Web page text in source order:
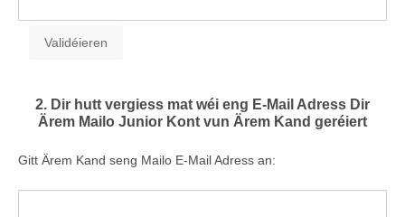
2. Dir hutt vergiess mat wéi eng E-Mail Adress Dir
Ärem Mailo Junior Kont vun Ärem Kand geréiert
Gitt Ärem Kand seng Mailo E-Mail Adress an: